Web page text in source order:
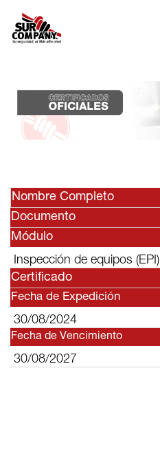
Nombre Completo
Documento
Módulo
Inspección de equipos (EPI)
Certificado
Fecha de Expedición
30/08/2024
Fecha de Vencimiento
30/08/2027